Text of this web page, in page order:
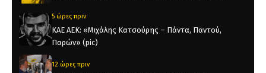
5 ώρες πριν
KAE AEK: «Μιχάλης Κατσούρης – Πάντα, Παντού,
Παρών» (pic)
12 ώρες πριν